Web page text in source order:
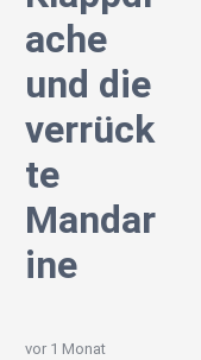
ache
und die
verrück
te
Mandar
ine
vor 1 Monat